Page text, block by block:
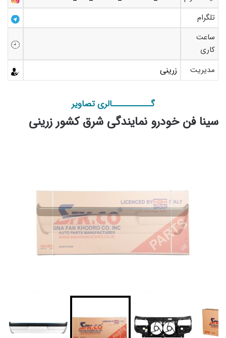
تلگرام
ساعت
کاری
مدیریت
زرینی
گـــــــــــالری تصاویر
سینا فن خودرو نمایندگی شرق کشور زرینی